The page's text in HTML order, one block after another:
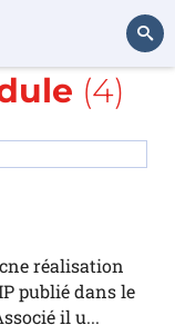
Rechercher
(4)
réalisation
publié dans le
il u...